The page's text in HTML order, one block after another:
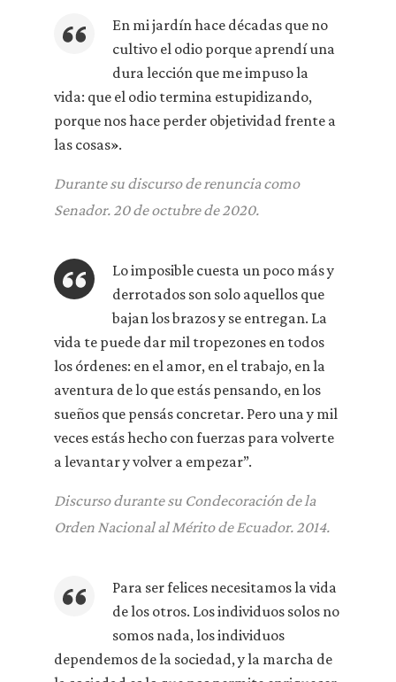
En mi jardín hace décadas que no
cultivo el odio porque aprendí una
dura lección que me impuso la
vida: que el odio termina estupidizando,
porque nos hace perder objetividad frente a
las cosas».
Durante su discurso de renuncia como
Senador. 20 de octubre de 2020.
Lo imposible cuesta un poco más y
derrotados son solo aquellos que
bajan los brazos y se entregan. La
vida te puede dar mil tropezones en todos
los órdenes: en el amor, en el trabajo, en la
aventura de lo que estás pensando, en los
sueños que pensás concretar. Pero una y mil
veces estás hecho con fuerzas para volverte
a levantar y volver a empezar”.
Discurso durante su Condecoración de la
Orden Nacional al Mérito de Ecuador. 2014.
Para ser felices necesitamos la vida
de los otros. Los individuos solos no
somos nada, los individuos
dependemos de la sociedad, y la marcha de